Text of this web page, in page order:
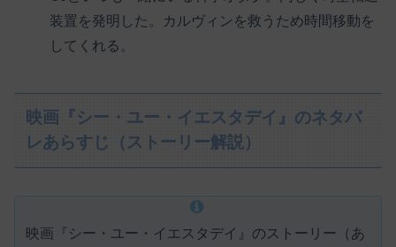
装置を発明した。カルヴィンを救うため時間移動を
してくれる。
映画『シー・ユー・イエスタデイ』のネタバ
レあらすじ（ストーリー解説）
映画『シー・ユー・イエスタデイ』のストーリー（あ